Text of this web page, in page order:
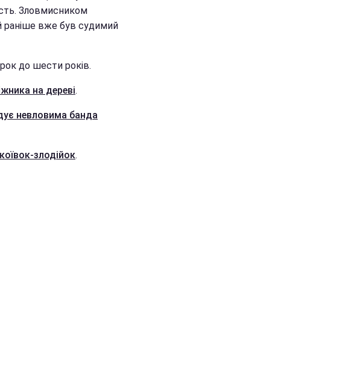
Зловмисником
раніше вже був судимий
до шести років.
на дереві.
невловима банда
злодійок.